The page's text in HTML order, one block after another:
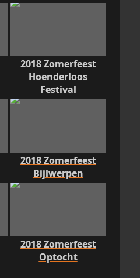
2018 Zomerfeest
Hoenderloos
Festival
2018 Zomerfeest
Bijlwerpen
2018 Zomerfeest
Optocht